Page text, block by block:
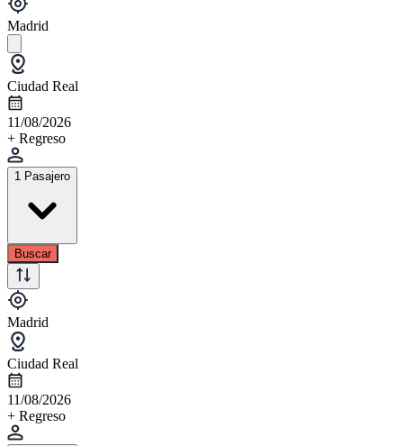
Madrid
Ciudad Real
11/08/2026
+ Regreso
1 Pasajero
Buscar
Madrid
Ciudad Real
11/08/2026
+ Regreso